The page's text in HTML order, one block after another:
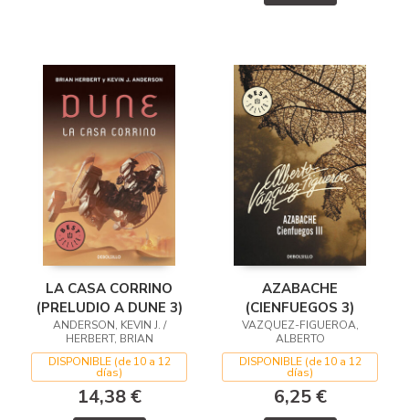
LA CASA CORRINO
(PRELUDIO A DUNE 3)
ANDERSON, KEVIN J. /
HERBERT, BRIAN
DISPONIBLE (de 10 a 12
días)
14,38 €
AZABACHE
(CIENFUEGOS 3)
VAZQUEZ-FIGUEROA,
ALBERTO
DISPONIBLE (de 10 a 12
días)
6,25 €